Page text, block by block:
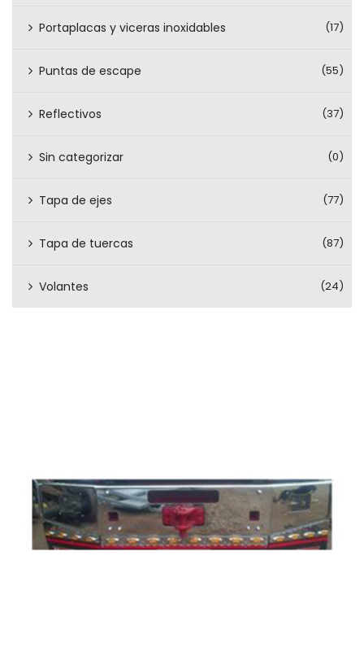
Portaplacas y viceras inoxidables (17)
Puntas de escape (55)
Reflectivos (37)
Sin categorizar (0)
Tapa de ejes (77)
Tapa de tuercas (87)
Volantes (24)